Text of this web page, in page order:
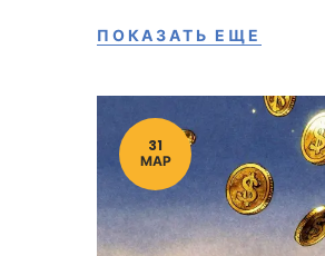
ПОКАЗАТЬ ЕЩЕ
31
МАР